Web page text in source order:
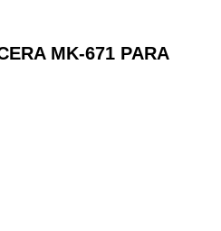
MK-671 PARA